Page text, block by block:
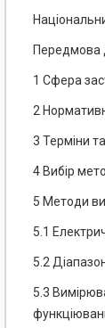
Передмова
1 Сфера
2
3 Терміни
4 Вибір
5 Методи
5.1
5.2
5.3